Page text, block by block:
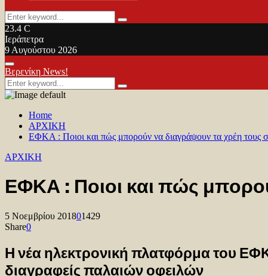
Search
for:
Search
23.4 C
Ιεράπετρα
9 Αυγούστου 2026
Facebook
Twitter
Youtube
Primary
Menu
Βερενίκη News!
Search
for:
Search
Home
ΑΡΧΙΚΗ
ΕΦΚΑ : Ποιοι και πώς μπορούν να διαγράψουν τα χρέη τους
ΑΡΧΙΚΗ
ΕΦΚΑ : Ποιοι και πώς
5 Νοεμβρίου 201801429
Share0
Η νέα ηλεκτρονική πλατφόρμα του
διαγραφείς παλαιών οφειλών